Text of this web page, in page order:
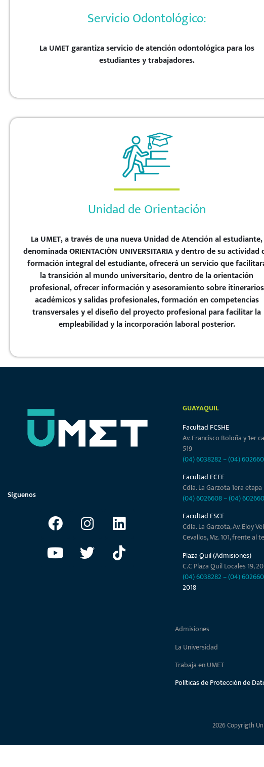
Servicio Odontológico:
La UMET garantiza servicio de atención odontológica para los
estudiantes y trabajadores.
Unidad de Orientación
La UMET, a través de una nueva Unidad de Atención al estudiante,
denominada ORIENTACIÓN UNIVERSITARIA y dentro de su actividad
formación integral del estudiante, ofrecerá un servicio que
la transición al mundo universitario, dentro de la orientación
profesional, ofrecer información y asesoramiento sobre itinerarios
académicos y salidas profesionales, formación en competencias
transversales y el diseño del proyecto profesional para facilitar la
empleabilidad y la incorporación laboral posterior.
Síguenos
GUAYAQUIL
Facultad FCSHE
Av. Francisco Boloña y 1er
519
(04) 6038282–(04)
Facultad FCEE
Cdla. La Garzota 1era etapa
(04) 6026608–(04)
Facultad FSCF
Cdla. La Garzota, Av. Eloy
Cevallos, Mz. 101, frente al
Plaza Quil (Admisiones)
C.C Plaza Quil Locales 19,
(04) 6038282–(04)
2018
Admisiones
La Universidad
Trabaja en UMET
Políticas de Protección de
2026 Copyrigth